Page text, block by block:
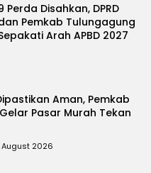
Perda Disahkan, DPRD
Pemkab Tulungagung
Arah APBD 2027
Aman, Pemkab
Pasar Murah Tekan
August 2026